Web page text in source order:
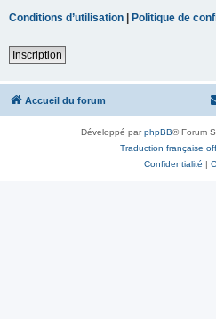
Conditions d’utilisation | Politique de
Inscription
Accueil du forum
Développé parphpBB® Forum
Traduction française
Confidentialité |